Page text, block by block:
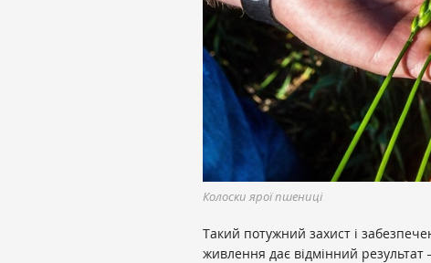
Колоски ярої пшениці
Такий потужний захист і
живлення дає відмінний